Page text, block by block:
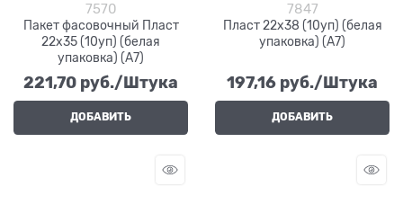
7570
Пакет фасовочный Пласт
22х35 (10уп) (белая
упаковка) (А7)
221,70 руб./Штука
ДОБАВИТЬ
7847
Пласт 22х38 (10уп) (белая
упаковка) (А7)
197,16 руб./Штука
ДОБАВИТЬ